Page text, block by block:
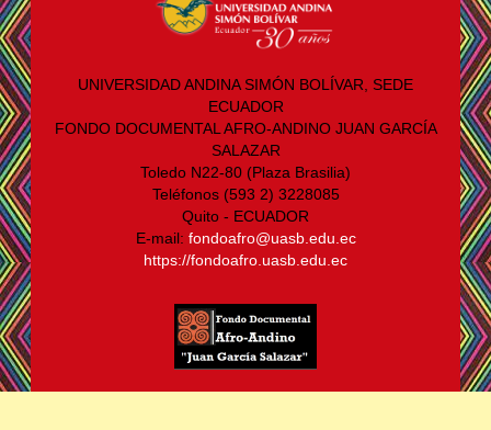
UNIVERSIDAD ANDINA SIMÓN BOLÍVAR, SEDE
ECUADOR
FONDO DOCUMENTAL AFRO-ANDINO JUAN GARCÍA
SALAZAR
Toledo N22-80 (Plaza Brasilia)
Teléfonos (593 2) 3228085
Quito - ECUADOR
E-mail: fondoafro@uasb.edu.ec
https://fondoafro.uasb.edu.ec